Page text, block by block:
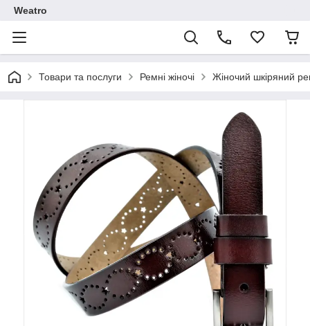
Weatro
Товари та послуги Ремні жіночі Жіночий шкіряний